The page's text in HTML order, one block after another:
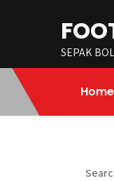
SEPAK
Home